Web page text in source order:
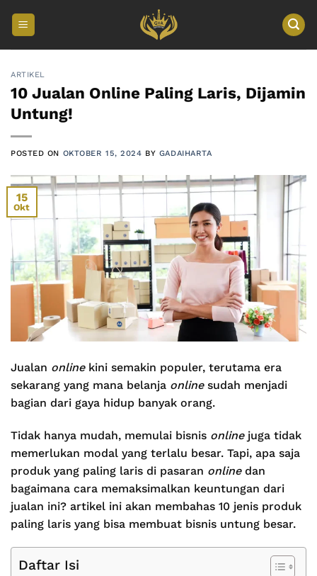
ARTIKEL
10 Jualan Online Paling Laris, Dijamin
Untung!
POSTED ON OKTOBER 15, 2024 BY GADAIHARTA
15
Okt
Jualan onlinekini semakin populer, terutama era
sekarang yang mana belanja onlinesudah menjadi
bagian dari gaya hidup banyak orang.
Tidak hanya mudah, memulai bisnis onlinejuga tidak
memerlukan modal yang terlalu besar. Tapi, apa saja
produk yang paling laris di pasaran onlinedan
bagaimana cara memaksimalkan keuntungan dari
jualan ini? artikel ini akan membahas 10 jenis produk
paling laris yang bisa membuat bisnis untung besar.
Daftar Isi